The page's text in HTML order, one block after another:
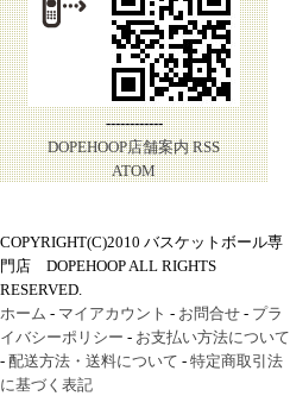
------------
DOPEHOOP店舗案内 RSS
ATOM
COPYRIGHT(C)2010 バスケットボール専
門店 DOPEHOOP ALL RIGHTS
RESERVED.
ホーム - マイアカウント - お問合せ - プラ
イバシーポリシー - お支払い方法について
- 配送方法・送料について - 特定商取引法
に基づく表記